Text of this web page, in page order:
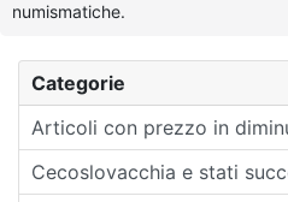
Categorie
Articoli con prezzo in
Cecoslovacchia e stati
numismatiche.